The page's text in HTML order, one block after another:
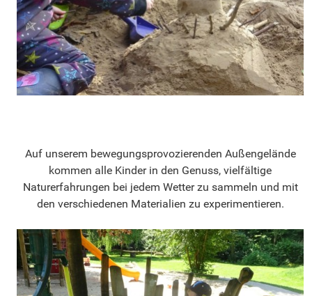
Auf unserem bewegungsprovozierenden Außengelände
kommen alle Kinder in den Genuss, vielfältige
Naturerfahrungen bei jedem Wetter zu sammeln und mit
den verschiedenen Materialien zu experimentieren.